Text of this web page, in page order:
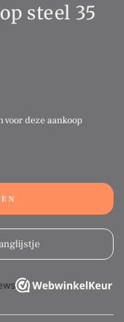
steel 35
voor deze aankoop